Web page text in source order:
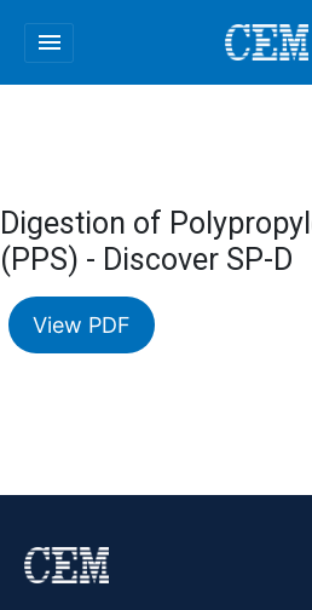
menu
Digestion of
(PPS) - Discover SP-D
View PDF